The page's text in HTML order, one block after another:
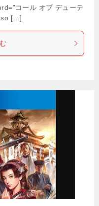
コール オブ デューテ
so […]